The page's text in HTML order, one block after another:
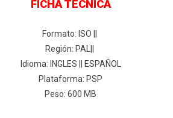
FICHA TÉCNICA
Formato: ISO ||
Región: PAL||
Idioma: INGLES || ESPAÑOL
Plataforma: PSP
Peso: 600 MB